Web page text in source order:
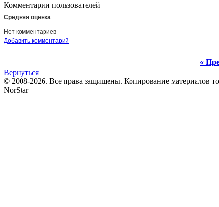
Комментарии пользователей
Средняя оценка
Нет комментариев
Добавить комментарий
«
Вернуться
© 2008-2026. Все права защищены. Копирование материалов
NorStar